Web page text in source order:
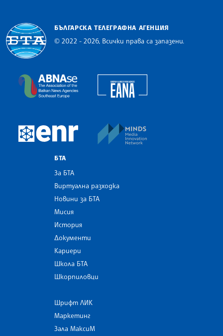
БЪЛГАРСКА ТЕЛЕГРАФНА АГЕНЦИЯ
© 2022 - 2026, Всички права са запазени.
The Assocoation of the Balkan News Agencies
European Newsroom
БТА
За БТА
Виртуална разходка
Новини за БТА
Мисия
История
Документи
Кариери
Школа БТА
Шкорпиловци
Шрифт ЛИК
Маркетинг
Зала МаксиМ